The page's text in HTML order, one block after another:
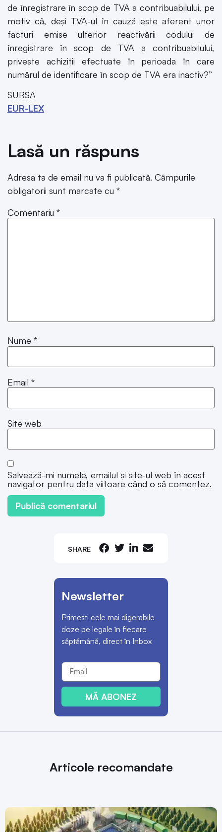
SHARE
Newsletter
Primești cele mai digerabile
doze pe legale în fiecare
săptămână, direct în Inbox
MĂ ABONEZ
de înregistrare în scop de TVA a contribuabilului, pe
motiv că, deși TVA-ul în cauză este aferent unor
facturi emise ulterior reactivării codului de
înregistrare în scop de TVA a contribuabilului,
privește achiziții efectuate în perioada în care
numărul de identificare în scop de TVA era inactiv?”
SURSA
EUR-LEX
Lasă un răspuns
Adresa ta de email nu va fi publicată. Câmpurile
obligatorii sunt marcate cu *
Comentariu *
Nume *
Email *
Site web
Salvează-mi numele, emailul și site-ul web în acest
navigator pentru data viitoare când o să comentez.
Articole recomandate